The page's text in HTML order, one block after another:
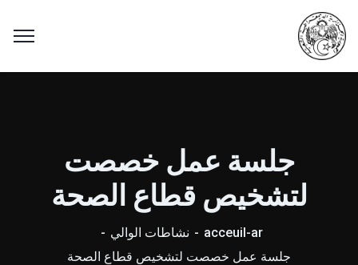
جلسة عمل خصصت
لتشخيص قطاع الصحة
acceuil-ar
نشاطات الوالي
جلسة عمل خصصت لتشخيص قطاع الصحة